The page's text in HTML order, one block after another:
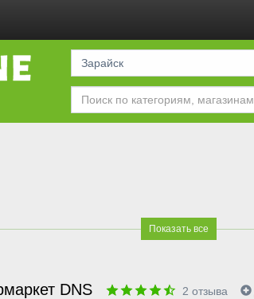
Зарайск
Показать все
DNS 2 отзыва